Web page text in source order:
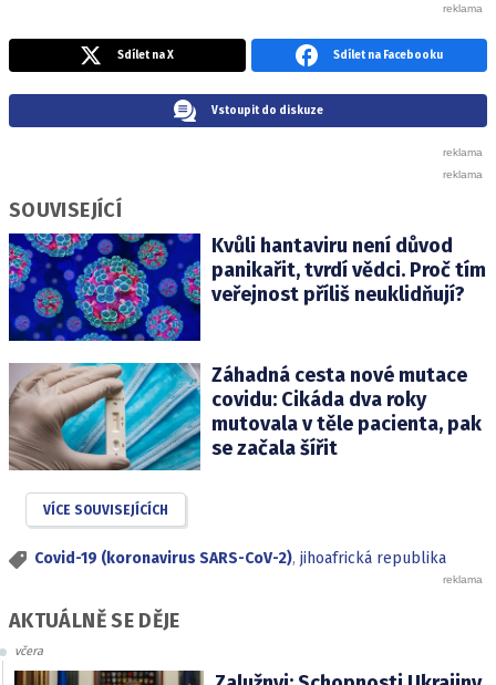
Sdílet na X Sdílet na Facebooku
Vstoupit do diskuze
SOUVISEJÍCÍ
Kvůli hantaviru není důvod
panikařit, tvrdí vědci. Proč tím
veřejnost příliš neuklidňují?
Záhadná cesta nové mutace
covidu: Cikáda dva roky
mutovala v těle pacienta, pak
se začala šířit
VÍCE SOUVISEJÍCÍCH
Covid-19 (koronavirus SARS-CoV-2), jihoafrická republika
AKTUÁLNĚ SE DĚJE
včera